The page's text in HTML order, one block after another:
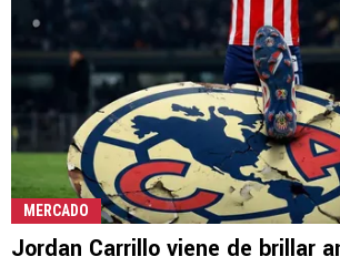
MERCADO
Jordan Carrillo viene de brillar